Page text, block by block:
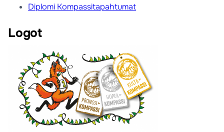
Diplomi Kompassitapahtumat
Logot